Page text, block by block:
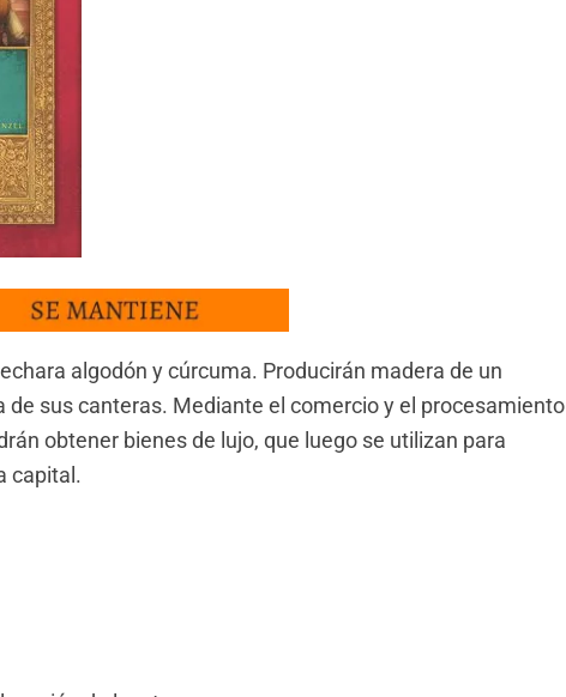
algodón y cúrcuma. Producirán madera de un
sus canteras. Mediante el comercio y el procesamiento
obtener bienes de lujo, que luego se utilizan para
capital.